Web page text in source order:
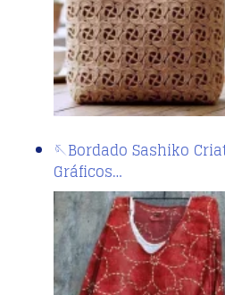
🪡Bordado Sashiko
Gráficos…